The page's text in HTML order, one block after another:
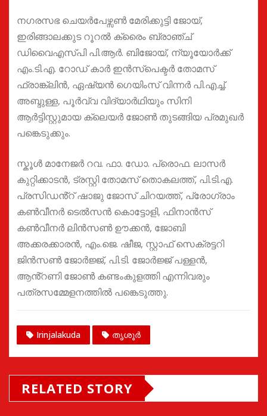
നഗരസഭ ചെയർപേഴ്സൺ മേരിക്കുട്ടി ജോയ്,
ഇരിങ്ങാലക്കുട റൂറൽ ക്രൈം ബ്രാഞ്ച്
ഡിവൈഎസ്പി പി.ആർ. ബിജോയ്, ന്യൂയോർക്ക്
എം.ടി.എ. റോഡ് കാർ ഇൻസ്പെക്ടർ തോമസ്
ഫ്രാങ്ക്ലിൻ, ഏഷ്യൻ ഗെയിംസ് വിന്നർ പി.എച്ച്.
അബ്ദുള്ള, പൂർവ്വ വിദ്യാർഥിയും സിനി
ആർട്ടിസ്റ്റുമായ ക്ലെയർ ജോൺ തുടങ്ങിയ പ്രമുഖർ
പങ്കെടുക്കും.
സ്കൂൾ മാനേജർ റവ. ഫാ. ഡോ. പ്രൊഫ. ലാസർ
കുറ്റിക്കാടൻ, ട്രസ്റ്റി തോമസ് തൊകലത്ത്, പി.ടി.എ.
പ്രസിഡൻ്റ് ഷാജു ജോസ് ചിറയത്ത്, പ്രോഗ്രാം
കൺവീനർ ടെൽസൻ കൊട്ടോളി, ഫിനാൻസ്
കൺവീനർ ലിൻസൺ ഊക്കൻ, ജോബി
അക്കരക്കാരൻ, എം.ജെ. ഷീജ, സ്റ്റാഫ് സെക്രട്ടറി
ജിൻസൺ ജോർജ്ജ്, പി.ടി. ജോർജ്ജ് പള്ളൻ,
ആൻ്റണി ജോൺ കണ്ടംകുളത്തി എന്നിവരും
പത്രസമ്മേളനത്തിൽ പങ്കെടുത്തു.
Irinjalakuda തൃശൂർ
RELATED STORY